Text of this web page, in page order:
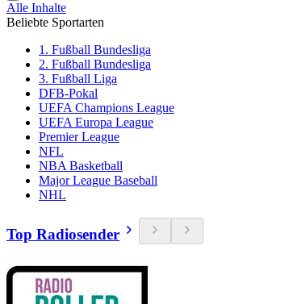
Alle Inhalte
Beliebte Sportarten
1. Fußball Bundesliga
2. Fußball Bundesliga
3. Fußball Liga
DFB-Pokal
UEFA Champions League
UEFA Europa League
Premier League
NFL
NBA Basketball
Major League Baseball
NHL
Top Radiosender